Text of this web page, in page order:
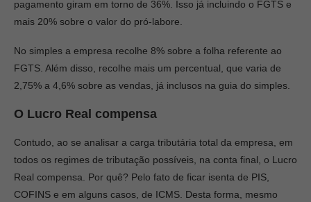
pagamento giram em torno de 36%. Isso já incluindo o FGTS e
mais 20% sobre o valor do pró-labore.
No simples a empresa recolhe 8% sobre a folha referente ao
FGTS. Além disso, recolhe mais um percentual, que varia de
2,75% a 4,6% sobre as vendas, já inclusos na guia do simples.
O Lucro Real compensa
Contudo, ao se analisar a carga tributária total da empresa, em
todos os regimes de tributação possíveis, na conta final, o Lucro
Real compensa. Por quê? Pelo fato de ficar isenta de PIS,
COFINS e em alguns casos, de ICMS. Desta forma, mesmo